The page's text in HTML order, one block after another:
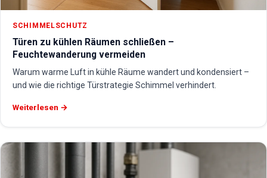
SCHIMMELSCHUTZ
Türen zu kühlen Räumen schließen –
Feuchtewanderung vermeiden
Warum warme Luft in kühle Räume wandert und kondensiert –
und wie die richtige Türstrategie Schimmel verhindert.
Weiterlesen →